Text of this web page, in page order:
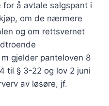
for å avtale salgspant i
om de nærmere
og om rettsvernet
gjelder panteloven 8
til § 3-22 og lov 2 juni
av løsøre, jf.